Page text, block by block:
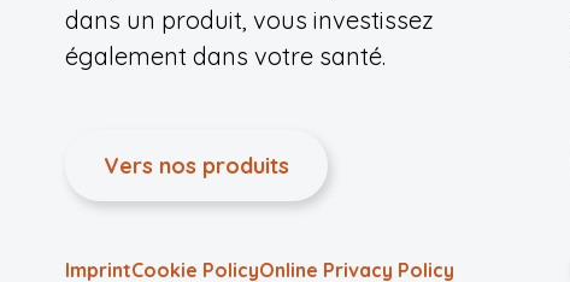
dans un produit, vous investissez
également dans votre santé.
Vers nos produits
ImprintCookie PolicyOnline Privacy Policy